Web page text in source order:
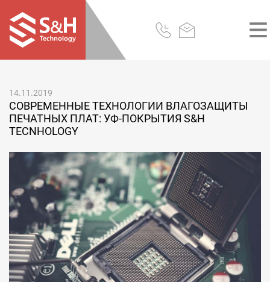
14.11.2019
СОВРЕМЕННЫЕ ТЕХНОЛОГИИ ВЛАГОЗАЩИТЫ
ПЕЧАТНЫХ ПЛАТ: УФ-ПОКРЫТИЯ S&H
TECNHOLOGY